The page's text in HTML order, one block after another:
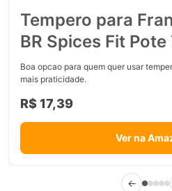
Tempero para
BR Spices Fit Pote
Boa opcao para quem quer usar
mais praticidade.
R$ 17,39
Ver na
←